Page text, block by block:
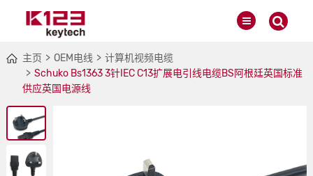
主页 OEM电线
计算机视频电缆
Schuko Bs1363 3针IEC C13扩展电引线电缆BS阿根廷英国标准
供应英国电源线